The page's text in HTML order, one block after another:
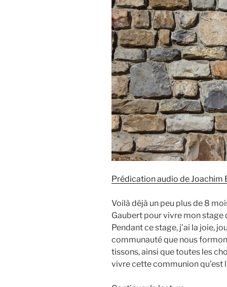
11) »
Prédication audio de Joachim
Voilà déjà un peu plus de 8
Gaubert pour vivre mon stage
Pendant ce stage, j’ai la joie,
communauté que nous
tissons, ainsi que toutes les
vivre cette communion qu’est